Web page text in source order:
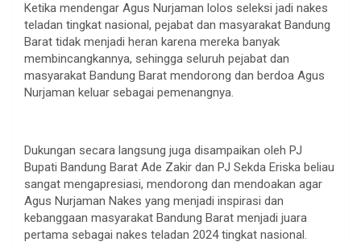
Ketika mendengar Agus Nurjaman lolos seleksi jadi nakes
teladan tingkat nasional, pejabat dan masyarakat Bandung
Barat tidak menjadi heran karena mereka banyak
membincangkannya, sehingga seluruh pejabat dan
masyarakat Bandung Barat mendorong dan berdoa Agus
Nurjaman keluar sebagai pemenangnya.
Dukungan secara langsung juga disampaikan oleh PJ
Bupati Bandung Barat Ade Zakir dan PJ Sekda Eriska beliau
sangat mengapresiasi, mendorong dan mendoakan agar
Agus Nurjaman Nakes yang menjadi inspirasi dan
kebanggaan masyarakat Bandung Barat menjadi juara
pertama sebagai nakes teladan 2024 tingkat nasional.